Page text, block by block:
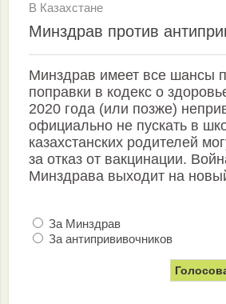
В Казахстане
Минздрав против
Минздрав имеет все шансы
поправки в кодекс о
2020 года (или позже)
официально не пускать в
казахстанских родителей
за отказ от вакцинации.
Минздрава выходит на
За Минздрав
За антипрививочников